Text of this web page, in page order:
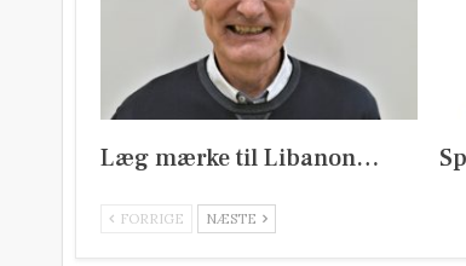
Læg mærke til Libanon…
FORRIGE NÆSTE